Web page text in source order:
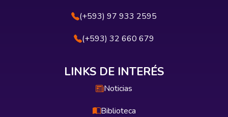
(+593) 97 933 2595
(+593) 32 660 679
LINKS DE INTERÉS
Noticias
Biblioteca